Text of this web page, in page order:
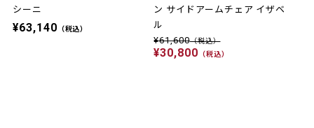
シーニ
¥63,140 （税込）
ン サイドアームチェア イザベ
ル
¥61,600（税込）
¥30,800 （税込）